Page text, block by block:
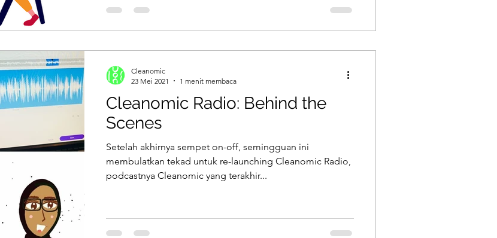
Cleanomic Radio: Behind the
Scenes
Setelah akhirnya sempet on-off, semingguan ini
membulatkan tekad untuk re-launching Cleanomic Radio,
podcastnya Cleanomic yang terakhir...
Cleanomic
23 Mei 2021
1 menit membaca